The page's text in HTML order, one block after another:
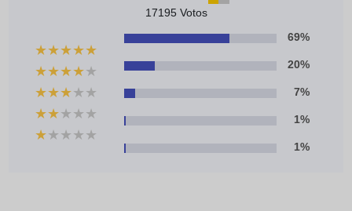
17195 Votos
★★★★★
★★★★★
★★★★ ★
★★★ ★ ★
★★ ★ ★ ★
69%
20%
7%
1%
1%